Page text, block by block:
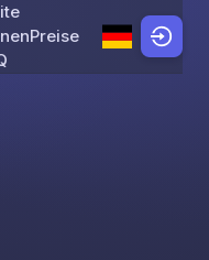
content
Preise